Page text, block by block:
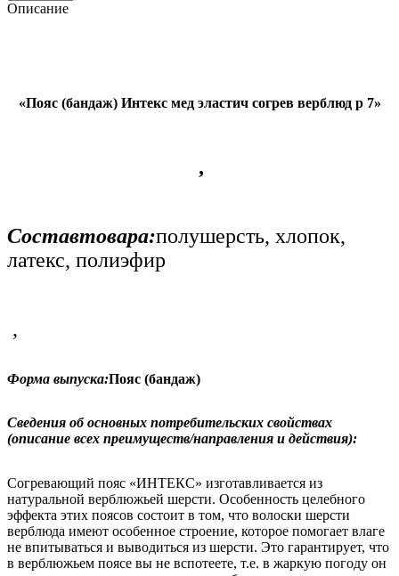
Описание
«Пояс (бандаж) Интекс мед эластич согрев верблюд р 7»
,
Составтовара:полушерсть, хлопок,
латекс, полиэфир
,
Форма выпуска:Пояс (бандаж)
Сведения об основных потребительских свойствах
(описание всех преимуществ/направления и действия):
Согревающий пояс «ИНТЕКС» изготавливается из
натуральной верблюжьей шерсти. Особенность целебного
эффекта этих поясов состоит в том, что волоски шерсти
верблюда имеют особенное строение, которое помогает влаге
не впитываться и выводиться из шерсти. Это гарантирует, что
в верблюжьем поясе вы не вспотеете, т.е. в жаркую погоду он